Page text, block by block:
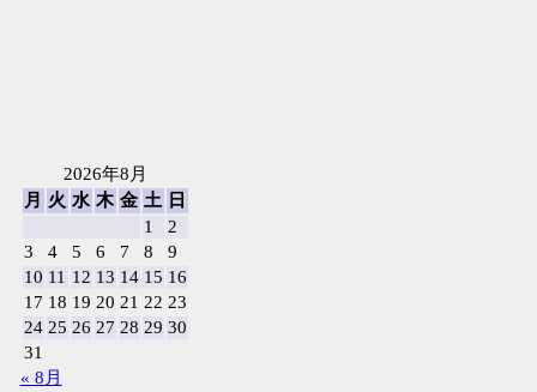
2026年8月
月
火 水 木 金 土
日
1
2
3
4 5 6 7 8
9
10 11 12 13 14 15 16
17 18 19 20 21 22 23
24 25 26 27 28 29 30
31
« 8月